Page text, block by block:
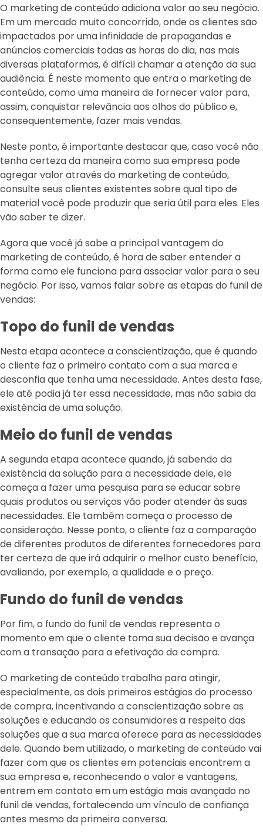
O marketing de conteúdo adiciona valor ao seu negócio.
Em um mercado muito concorrido, onde os clientes são
impactados por uma infinidade de propagandas e
anúncios comerciais todas as horas do dia, nas mais
diversas plataformas, é difícil chamar a atenção da sua
audiência. É neste momento que entra o marketing de
conteúdo, como uma maneira de fornecer valor para,
assim, conquistar relevância aos olhos do público e,
consequentemente, fazer mais vendas.
Neste ponto, é importante destacar que, caso você não
tenha certeza da maneira como sua empresa pode
agregar valor através do marketing de conteúdo,
consulte seus clientes existentes sobre qual tipo de
material você pode produzir que seria útil para eles. Eles
vão saber te dizer.
Agora que você já sabe a principal vantagem do
marketing de conteúdo, é hora de saber entender a
forma como ele funciona para associar valor para o seu
negócio. Por isso, vamos falar sobre as etapas do funil de
vendas:
Topo do funil de vendas
Nesta etapa acontece a conscientização, que é quando
o cliente faz o primeiro contato com a sua marca e
desconfia que tenha uma necessidade. Antes desta fase,
ele até podia já ter essa necessidade, mas não sabia da
existência de uma solução.
Meio do funil de vendas
A segunda etapa acontece quando, já sabendo da
existência da solução para a necessidade dele, ele
começa a fazer uma pesquisa para se educar sobre
quais produtos ou serviços vão poder atender às suas
necessidades. Ele também começa o processo de
consideração. Nesse ponto, o cliente faz a comparação
de diferentes produtos de diferentes fornecedores para
ter certeza de que irá adquirir o melhor custo benefício,
avaliando, por exemplo, a qualidade e o preço.
Fundo do funil de vendas
Por fim, o fundo do funil de vendas representa o
momento em que o cliente toma sua decisão e avança
com a transação para a efetivação da compra.
O marketing de conteúdo trabalha para atingir,
especialmente, os dois primeiros estágios do processo
de compra, incentivando a conscientização sobre as
soluções e educando os consumidores a respeito das
soluções que a sua marca oferece para as necessidades
dele. Quando bem utilizado, o marketing de conteúdo vai
fazer com que os clientes em potenciais encontrem a
sua empresa e, reconhecendo o valor e vantagens,
entrem em contato em um estágio mais avançado no
funil de vendas, fortalecendo um vínculo de confiança
antes mesmo da primeira conversa.